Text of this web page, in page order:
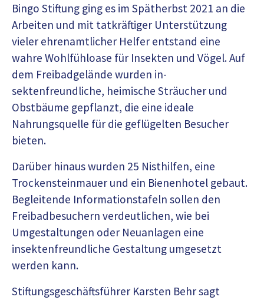
Bingo Stiftung ging es im Spätherbst 2021 an die
Arbeiten und mit tatkräftiger Unterstützung
vieler ehrenamtlicher Helfer entstand eine
wahre Wohlfühloase für Insekten und Vögel. Auf
dem Freibadgelände wurden in-
sektenfreundliche, heimische Sträucher und
Obstbäume gepflanzt, die eine ideale
Nahrungsquelle für die geflügelten Besucher
bieten.
Darüber hinaus wurden 25 Nisthilfen, eine
Trockensteinmauer und ein Bienenhotel gebaut.
Begleitende Informationstafeln sollen den
Freibadbesuchern verdeutlichen, wie bei
Umgestaltungen oder Neuanlagen eine
insektenfreundliche Gestaltung umgesetzt
werden kann.
Stiftungsgeschäftsführer Karsten Behr sagt